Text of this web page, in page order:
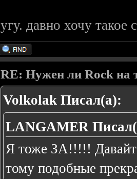
угу. давно хочу такое
RE: Нужен ли Rock на
Volkolak Писал(а):
LANGAMER
Я тоже ЗА!!!!!
тому подобные